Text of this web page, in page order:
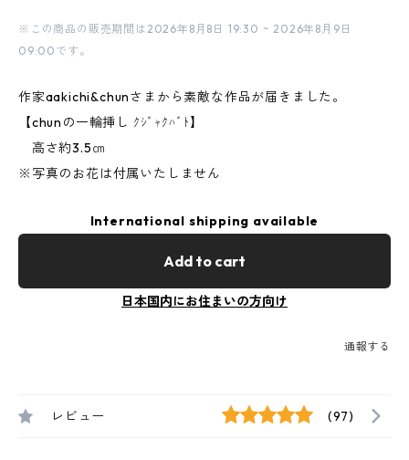
※この商品の販売期間は2026年8月8日 19:30 ~ 2026年8月9日
09:00です。
作家aakichi&chunさまから素敵な作品が届きました。
【chunの一輪挿し ｸｼﾞｬｸﾊﾞﾄ】
高さ約3.5㎝
※写真のお花は付属いたしません
International shipping available
Add to cart
日本国内にお住まいの方向け
通報する
レビュー (97)